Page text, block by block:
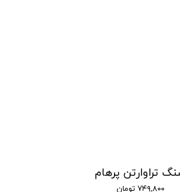
تراوارتن پرهام
۷۴۹,۸۰۰ تومان